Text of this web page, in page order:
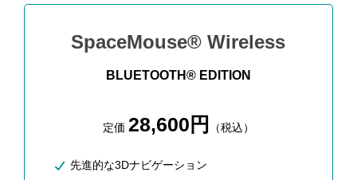
SpaceMouse® Wireless
BLUETOOTH® EDITION
定価 28,600円 （税込）
先進的な3Dナビゲーション